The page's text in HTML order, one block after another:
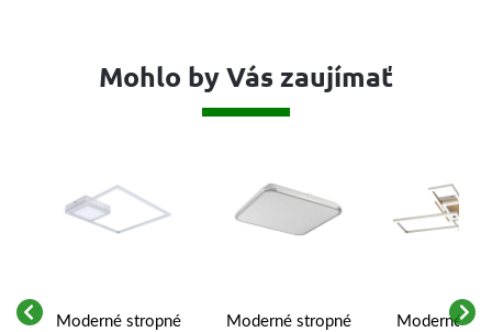
Mohlo by Vás zaujímať
Moderné stropné
Moderné stropné
Moderné